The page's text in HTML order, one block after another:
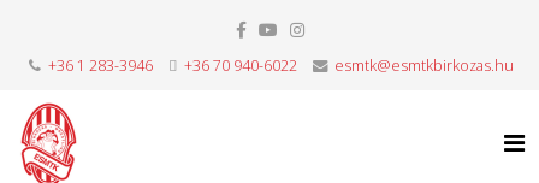
+36 1 283-3946 +36 70 940-6022 esmtk@esmtkbirkozas.hu